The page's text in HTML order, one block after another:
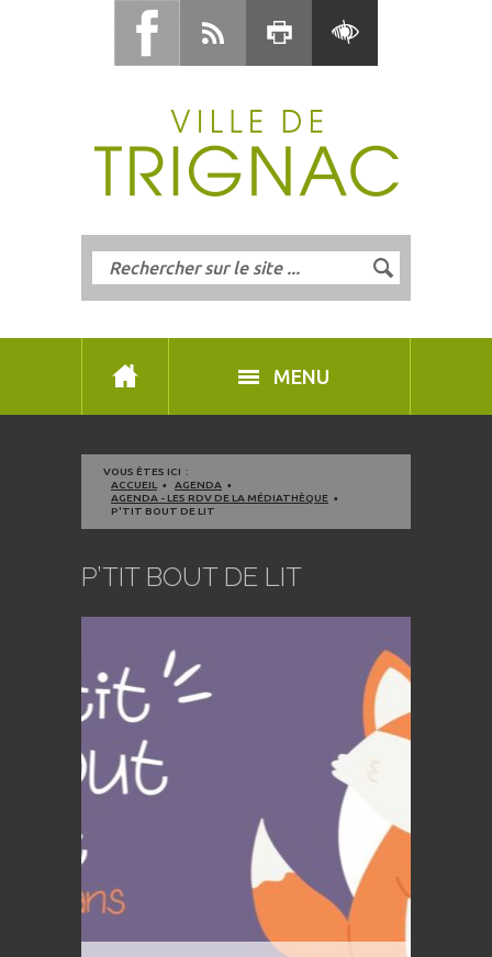
MENU
VOUS ÊTES ICI :
ACCUEIL
AGENDA
AGENDA - LES RDV DE LA MÉDIATHÈQUE
P'TIT BOUT DE LIT
P’TIT BOUT DE LIT